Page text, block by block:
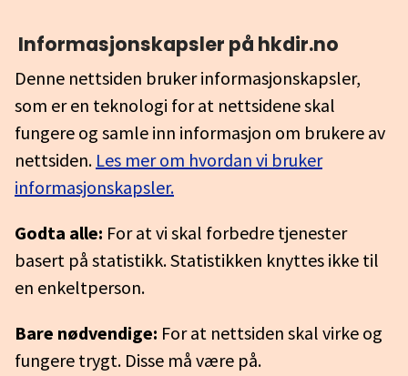
Informasjonskapsler på hkdir.no
Denne nettsiden bruker informasjonskapsler,
som er en teknologi for at nettsidene skal
fungere og samle inn informasjon om brukere av
nettsiden. Les mer om hvordan vi bruker
informasjonskapsler.
Godta alle: For at vi skal forbedre tjenester
basert på statistikk. Statistikken knyttes ikke til
en enkeltperson.
Bare nødvendige: For at nettsiden skal virke og
fungere trygt. Disse må være på.